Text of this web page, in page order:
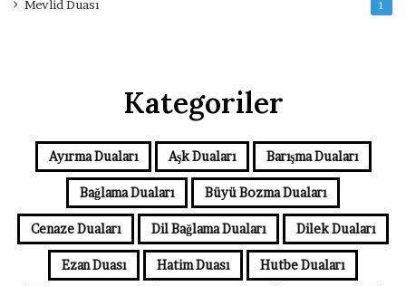
Mevlid Duası 1
Kategoriler
Ayırma Duaları Aşk Duaları Barışma Duaları
Bağlama Duaları Büyü Bozma Duaları
Cenaze Duaları Dil Bağlama Duaları Dilek Duaları
Ezan Duası Hatim Duası Hutbe Duaları